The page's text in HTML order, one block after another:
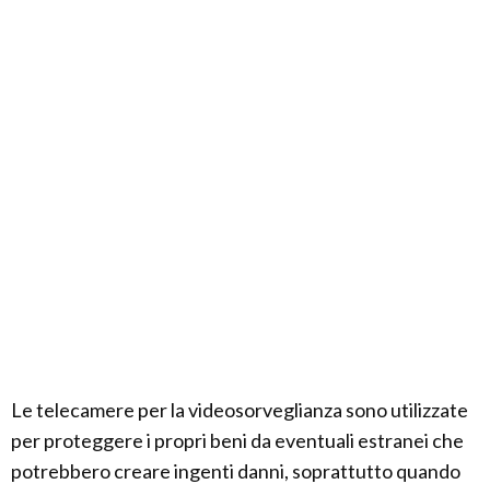
Le telecamere per la videosorveglianza sono utilizzate
per proteggere i propri beni da eventuali estranei che
potrebbero creare ingenti danni, soprattutto quando